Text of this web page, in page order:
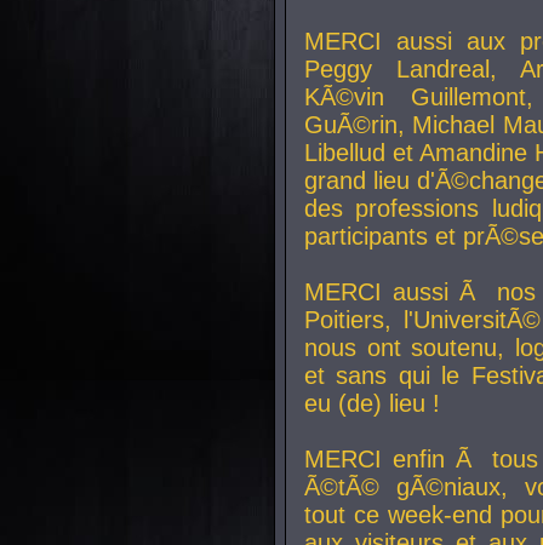
MERCI aussi aux
Peggy Landreal,
KÃ©vin
GuÃ©rin, Michael
Libellud et Amandine
grand lieu
des professions
participants et
MERCI aussi Ã nos
Poitiers,
nous ont soutenu,
et sans qui le
eu (de) lieu !
MERCI enfin Ã
Ã©tÃ© gÃ©niaux,
tout ce week-end